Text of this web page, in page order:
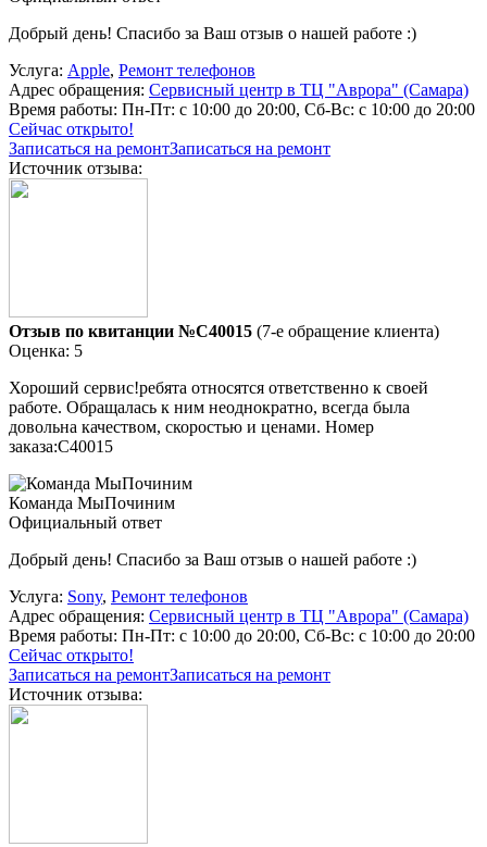
Добрый день! Спасибо за Ваш отзыв о нашей работе :)
Услуга: Apple, Ремонт телефонов
Адрес обращения: Сервисный центр в ТЦ "Аврора" (Самара)
Время работы: Пн-Пт: с 10:00 до 20:00, Сб-Вс: с 10:00 до 20:00
Сейчас открыто!
Записаться на ремонтЗаписаться на ремонт
Источник отзыва:
Отзыв по квитанции №C40015 (7-е обращение клиента)
Оценка: 5
Хороший сервис!ребята относятся ответственно к своей
работе. Обращалась к ним неоднократно, всегда была
довольна качеством, скоростью и ценами. Номер
заказа:C40015
Команда МыПочиним
Официальный ответ
Добрый день! Спасибо за Ваш отзыв о нашей работе :)
Услуга: Sony, Ремонт телефонов
Адрес обращения: Сервисный центр в ТЦ "Аврора" (Самара)
Время работы: Пн-Пт: с 10:00 до 20:00, Сб-Вс: с 10:00 до 20:00
Сейчас открыто!
Записаться на ремонтЗаписаться на ремонт
Источник отзыва: